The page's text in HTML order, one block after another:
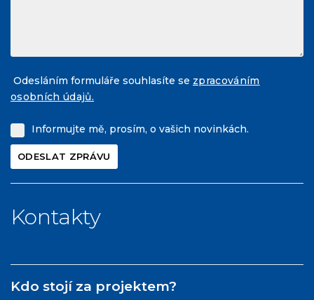
Odesláním formuláře souhlasíte se zpracováním
osobních údajů.
Informujte mě, prosím, o vašich novinkách.
Kontakty
Kdo stojí za projektem?